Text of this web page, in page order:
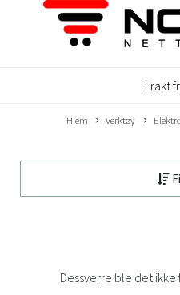
Frakt
Hjem Verktøy
Dessverre ble det